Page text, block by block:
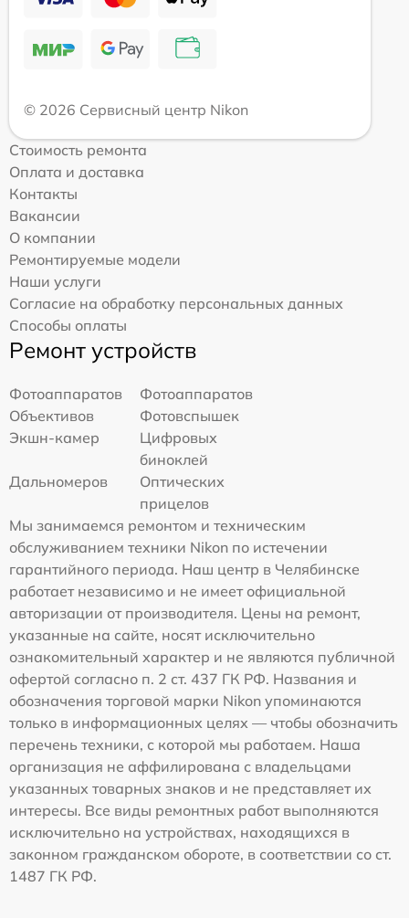
© 2026 Сервисный центр Nikon
Стоимость ремонта
Оплата и доставка
Контакты
Вакансии
О компании
Ремонтируемые модели
Наши услуги
Согласие на обработку персональных данных
Способы оплаты
Ремонт устройств
Фотоаппаратов
Фотоаппаратов
Объективов
Фотовспышек
Экшн-камер
Цифровых
биноклей
Дальномеров
Оптических
прицелов
Мы занимаемся ремонтом и техническим
обслуживанием техники Nikon по истечении
гарантийного периода. Наш центр в Челябинске
работает независимо и не имеет официальной
авторизации от производителя. Цены на ремонт,
указанные на сайте, носят исключительно
ознакомительный характер и не являются публичной
офертой согласно п. 2 ст. 437 ГК РФ. Названия и
обозначения торговой марки Nikon упоминаются
только в информационных целях — чтобы обозначить
перечень техники, с которой мы работаем. Наша
организация не аффилирована с владельцами
указанных товарных знаков и не представляет их
интересы. Все виды ремонтных работ выполняются
исключительно на устройствах, находящихся в
законном гражданском обороте, в соответствии со ст.
1487 ГК РФ.